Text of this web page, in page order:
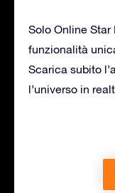
Solo Online
funzionalità
Scarica subito
l’universo in